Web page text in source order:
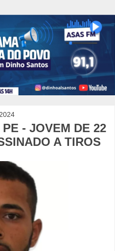
- JOVEM DE 22
A TIROS